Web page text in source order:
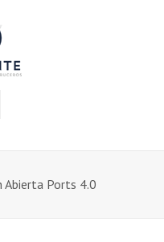
Abierta Ports 4.0